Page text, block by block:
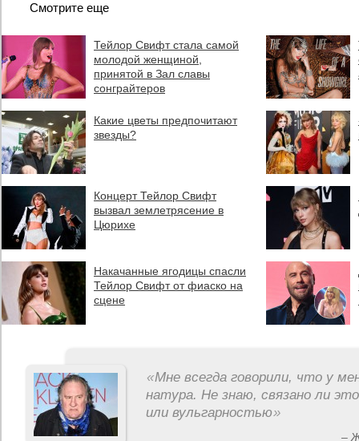
Смотрите еще
Тейлор Свифт стала самой
молодой женщиной,
принятой в Зал славы
сонграйтеров
Какие цветы предпочитают
звезды?
Концерт Тейлор Свифт
вызвал землетрясение в
Цюрихе
Накачанные ягодицы спасли
Тейлор Свифт от фиаско на
сцене
«Мне всегда говорили, что у
натура. Не знаю, связано ли
или вульгарностью»
–